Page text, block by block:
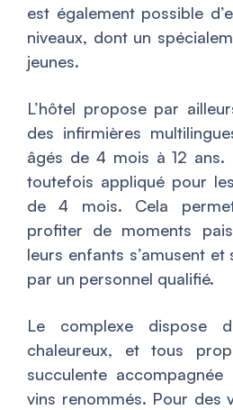
est également possible
niveaux, dont un
jeunes.
L’hôtel propose par
des infirmières
âgés de 4 mois à 12 ans.
toutefois appliqué pour
de 4 mois. Cela
profiter de moments
leurs enfants s’amusent
par un personnel qualifié.
Le complexe dispose
chaleureux, et tous
succulente accompagnée
vins renommés. Pour des